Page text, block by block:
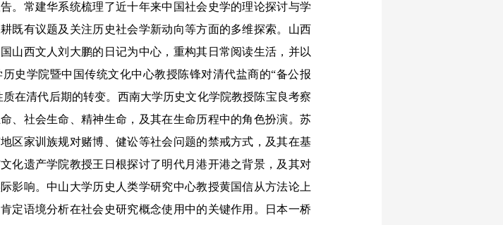
常建华系统梳理了近十年来中国社会史学的理论探讨与学
既有议题及关注历史社会学新动向等方面的多维探索。山西
山西文人刘大鹏的日记为中心，重构其日常阅读生活，并以
史学院暨中国传统文化中心教授陈锋对清代盐商的“备公报
在清代后期的转变。西南大学历史文化学院教授陈宝良考察
、社会生命、精神生命，及其在生命历程中的角色扮演。苏
区家训族规对赌博、健讼等社会问题的禁戒方式，及其在基
化遗产学院教授王日根探讨了明代月港开港之背景，及其对
影响。中山大学历史人类学研究中心教授黄国信从方法论上
定语境分析在社会史研究概念使用中的关键作用。日本一桥